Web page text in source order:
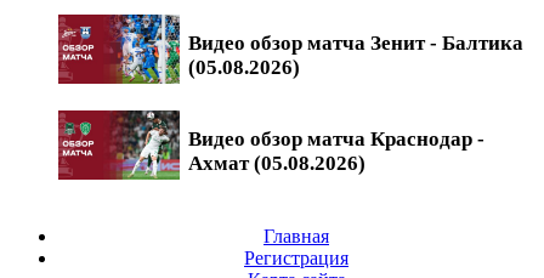
Видео обзор матча Зенит - Балтика
(05.08.2026)
Видео обзор матча Краснодар -
Ахмат (05.08.2026)
Главная
Регистрация